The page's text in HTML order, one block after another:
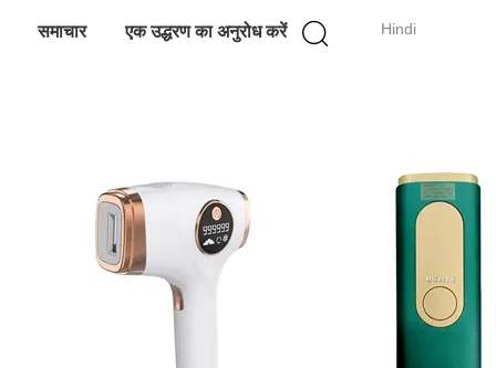
Hindi
समाचार एक उद्धरण का अनुरोध करें